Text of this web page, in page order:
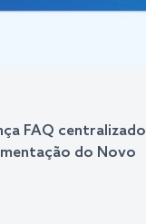
FAQ centralizado
do Novo